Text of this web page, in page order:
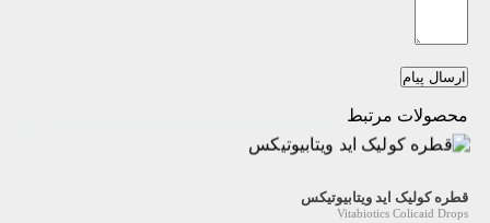
ارسال پیام
محصولات مرتبط
قطره کولیک اید ویتابیوتیکس
Vitabiotics Colicaid Drops